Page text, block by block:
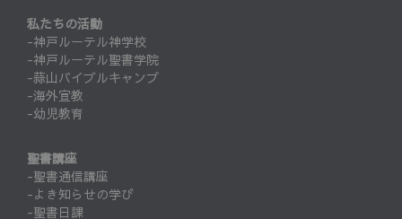
私たちの活動
-神戸ルーテル神学校
-神戸ルーテル聖書学院
-蒜山バイブルキャンプ
-海外宣教
-幼児教育
聖書講座
-聖書通信講座
-よき知らせの学び
-聖書日課